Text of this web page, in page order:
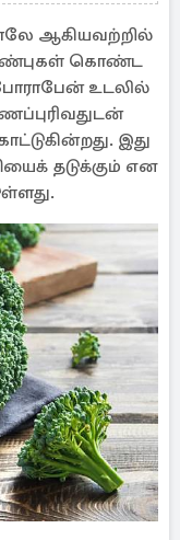
ஆகியவற்றில்
பண்புகள் கொண்ட
உடலில்
இது
தடுக்கும் என